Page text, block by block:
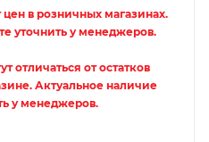
в розничных магазинах.
уточнить у менеджеров.
отличаться от остатков
Актуальное наличие
у менеджеров.